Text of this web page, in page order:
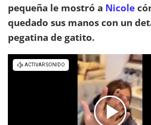
pequeña le mostró a Nicole
quedado sus manos con un
pegatina de gatito.